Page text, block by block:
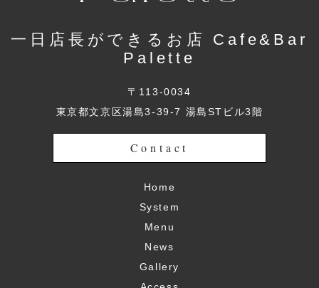
一日店長ができるお店 Cafe&Bar
Palette
〒113-0034
東京都文京区湯島3-39-7 湯島STビル3階
Contact
Home
System
Menu
News
Gallery